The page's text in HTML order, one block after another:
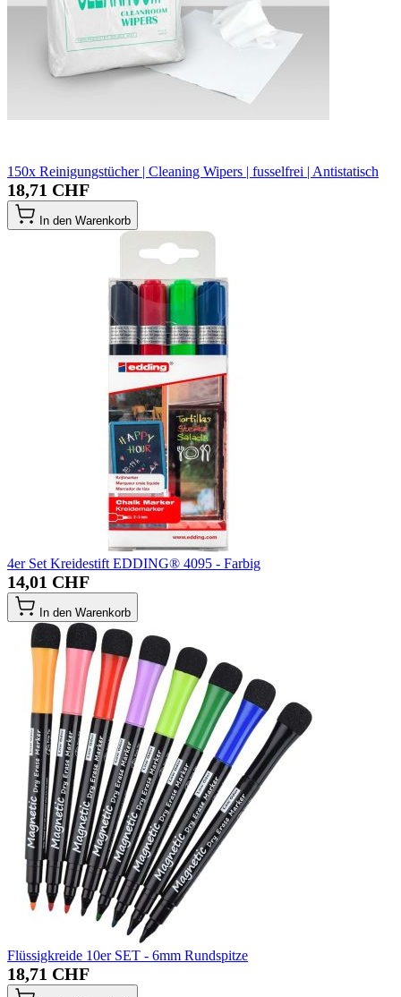
150x Reinigungstücher | Cleaning Wipers | fusselfrei | Antistatisch
18,71 CHF
In den Warenkorb
4er Set Kreidestift EDDING® 4095 - Farbig
14,01 CHF
In den Warenkorb
Flüssigkreide 10er SET - 6mm Rundspitze
18,71 CHF